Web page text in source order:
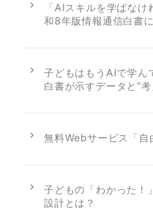
「AIスキルを学ばな
和8年版情報通信白書
子どもはもうAIで学ん
白書が示すデータと”
無料Webサービス「自
子どもの「わかった！
設計とは？